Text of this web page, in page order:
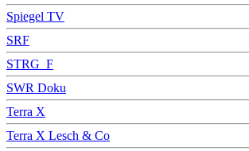
Spiegel TV
SRF
STRG_F
SWR Doku
Terra X
Terra X Lesch & Co